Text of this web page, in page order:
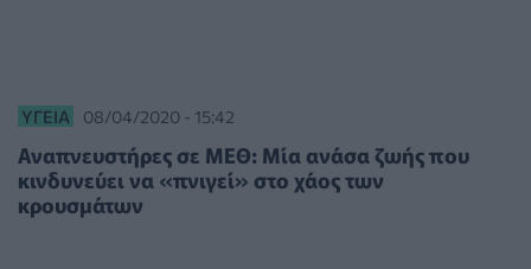
ΥΓΕΊΑ 08/04/2020 - 15:42
Αναπνευστήρες σε ΜΕΘ: Μία ανάσα ζωής που
κινδυνεύει να «πνιγεί» στο χάος των
κρουσμάτων